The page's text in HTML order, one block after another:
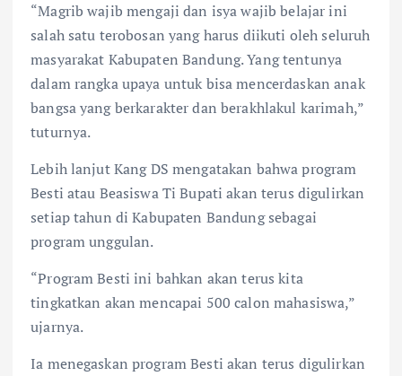
“Magrib wajib mengaji dan isya wajib belajar ini
salah satu terobosan yang harus diikuti oleh seluruh
masyarakat Kabupaten Bandung. Yang tentunya
dalam rangka upaya untuk bisa mencerdaskan anak
bangsa yang berkarakter dan berakhlakul karimah,”
tuturnya.
Lebih lanjut Kang DS mengatakan bahwa program
Besti atau Beasiswa Ti Bupati akan terus digulirkan
setiap tahun di Kabupaten Bandung sebagai
program unggulan.
“Program Besti ini bahkan akan terus kita
tingkatkan akan mencapai 500 calon mahasiswa,”
ujarnya.
Ia menegaskan program Besti akan terus digulirkan